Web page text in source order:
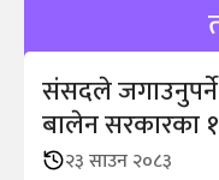
संसदले
बालेन सरकारका
२३ साउन २०८३